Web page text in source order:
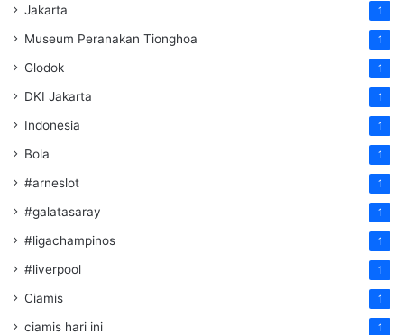
Jakarta 1
Museum Peranakan Tionghoa 1
Glodok 1
DKI Jakarta 1
Indonesia 1
Bola 1
#arneslot 1
#galatasaray 1
#ligachampinos 1
#liverpool 1
Ciamis 1
ciamis hari ini 1